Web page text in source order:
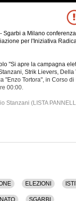
a Milano
per l'Iniziativa
"Si apre la campagna
Strik Lievers, Della
"Enzo Tortora", in Corso
00:00.
Stanzani (LISTA
ELEZIONI